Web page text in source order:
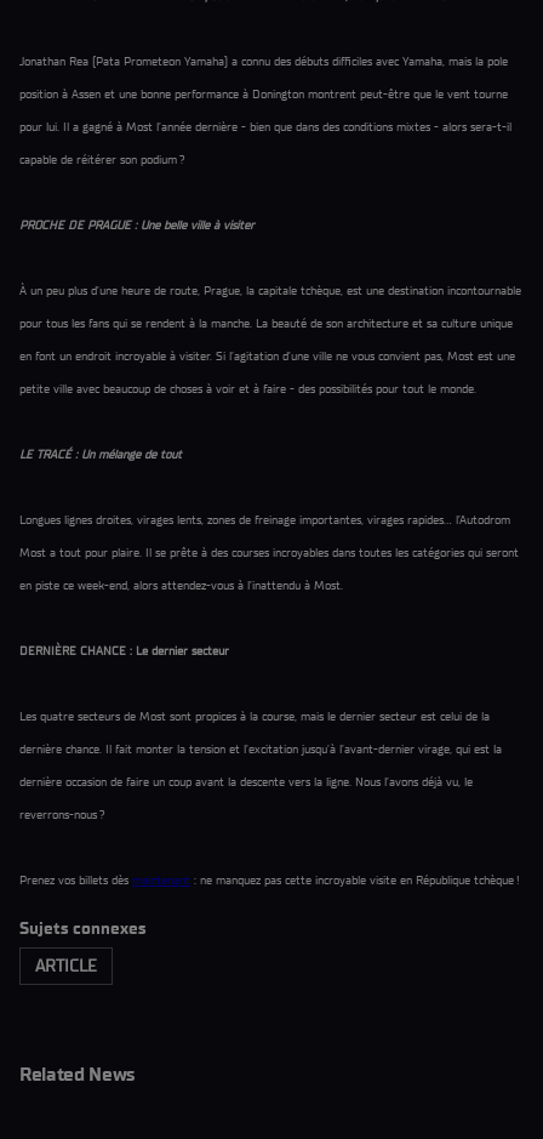
Jonathan Rea (Pata Prometeon Yamaha) a connu des débuts difficiles avec Yamaha, mais la pole
position à Assen et une bonne performance à Donington montrent peut-être que le vent tourne
pour lui. Il a gagné à Most l’année dernière - bien que dans des conditions mixtes - alors sera-t-il
capable de réitérer son podium ?
PROCHE DE PRAGUE : Une belle ville à visiter
À un peu plus d’une heure de route, Prague, la capitale tchèque, est une destination incontournable
pour tous les fans qui se rendent à la manche. La beauté de son architecture et sa culture unique
en font un endroit incroyable à visiter. Si l’agitation d’une ville ne vous convient pas, Most est une
petite ville avec beaucoup de choses à voir et à faire - des possibilités pour tout le monde.
LE TRACÉ : Un mélange de tout
Longues lignes droites, virages lents, zones de freinage importantes, virages rapides… l’Autodrom
Most a tout pour plaire. Il se prête à des courses incroyables dans toutes les catégories qui seront
en piste ce week-end, alors attendez-vous à l’inattendu à Most.
DERNIÈRE CHANCE : Le dernier secteur
Les quatre secteurs de Most sont propices à la course, mais le dernier secteur est celui de la
dernière chance. Il fait monter la tension et l’excitation jusqu’à l’avant-dernier virage, qui est la
dernière occasion de faire un coup avant la descente vers la ligne. Nous l’avons déjà vu, le
reverrons-nous ?
Prenez vos billets dès maintenant : ne manquez pas cette incroyable visite en République tchèque !
Sujets connexes
ARTICLE
Related News